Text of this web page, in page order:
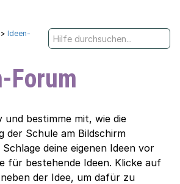
> Ideen-
Forum
und bestimme mit, wie die
der Schule am Bildschirm
deine eigenen Ideen vor
für bestehende Ideen. Klicke auf
der Idee, um dafür zu